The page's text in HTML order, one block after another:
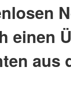
einen
aus